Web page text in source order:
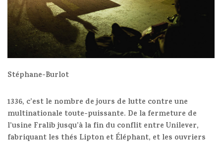
Stéphane-Burlot
1336, c’est le nombre de jours de lutte contre une
multinationale toute-puissante. De la fermeture de
l’usine Fralib jusqu’à la fin du conflit entre Unilever,
fabriquant les thés Lipton et Éléphant, et les ouvriers